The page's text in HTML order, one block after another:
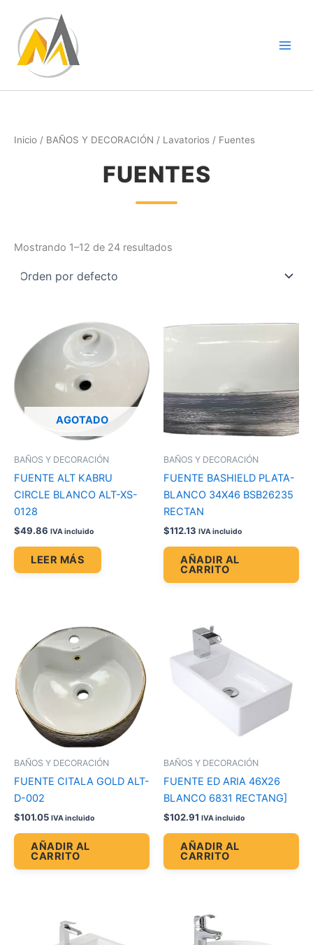
contenido
Inicio / BAÑOS Y DECORACIÓN / Lavatorios / Fuentes
FUENTES
Mostrando 1–12 de 24 resultados
AGOTADO
BAÑOS Y DECORACIÓN
FUENTE ALT KABRU
CIRCLE BLANCO ALT-XS-
0128
$49.86 IVA incluido
LEER MÁS
BAÑOS Y DECORACIÓN
FUENTE BASHIELD PLATA-
BLANCO 34X46 BSB26235
RECTAN
$112.13 IVA incluido
AÑADIR AL
CARRITO
BAÑOS Y DECORACIÓN
FUENTE CITALA GOLD ALT-
D-002
$101.05 IVA incluido
AÑADIR AL
CARRITO
BAÑOS Y DECORACIÓN
FUENTE ED ARIA 46X26
BLANCO 6831 RECTANG]
$102.91 IVA incluido
AÑADIR AL
CARRITO